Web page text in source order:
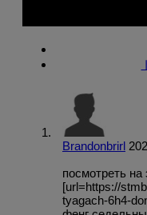
Brandonbrirl
посмотреть на
[url=https://
tyagach-6h4-